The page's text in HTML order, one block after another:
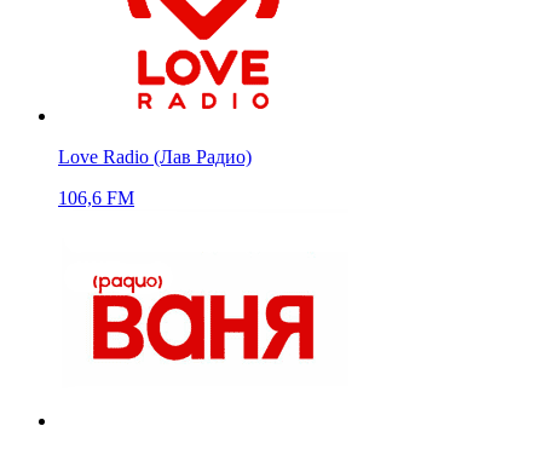
Love Radio (Лав Радио)
106,6 FM